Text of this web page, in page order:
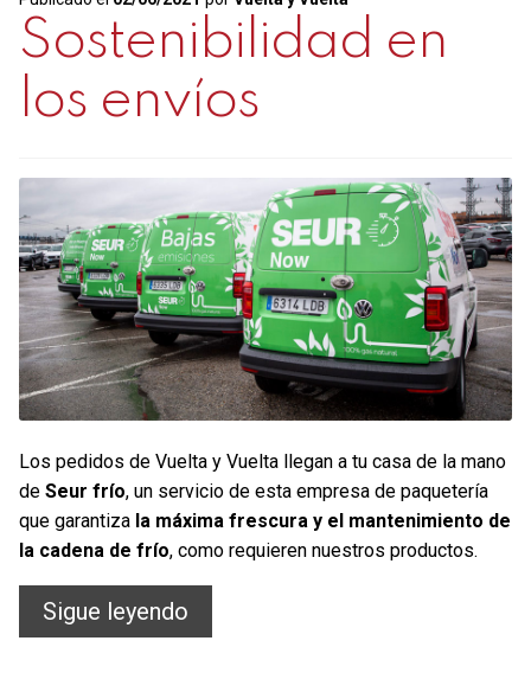
la
piedra
Sostenibilidad en
los envíos
Los pedidos de Vuelta y Vuelta llegan a tu casa de la mano
de Seur frío, un servicio de esta empresa de paquetería
que garantiza la máxima frescura y el mantenimiento de
la cadena de frío, como requieren nuestros productos.
Sigue leyendo